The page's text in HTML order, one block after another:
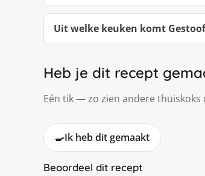
Uit welke keuken komt
Heb je dit recept
Eén tik — zo zien andere
🍳Ik heb dit gemaakt
Beoordeel dit recept